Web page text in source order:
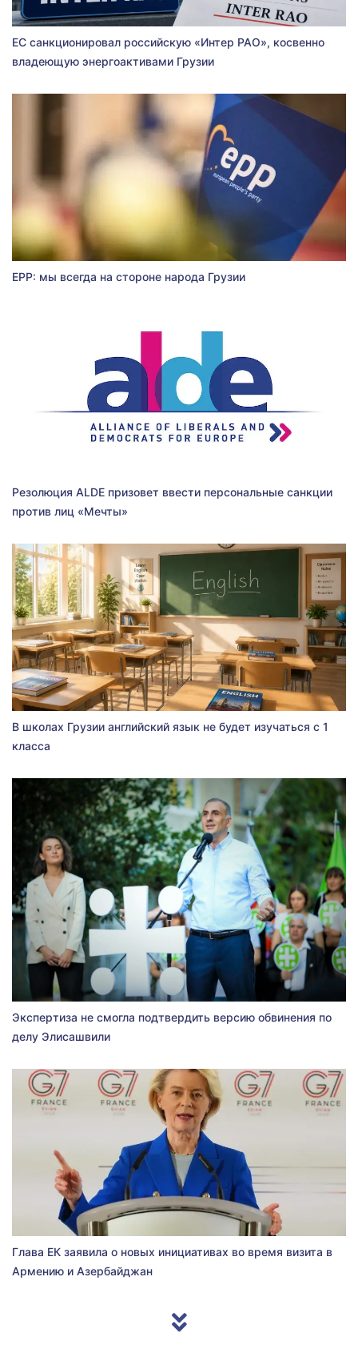
ЕС санкционировал российскую «Интер РАО», косвенно
владеющую энергоактивами Грузии
EPP: мы всегда на стороне народа Грузии
Резолюция ALDE призовет ввести персональные санкции
против лиц «Мечты»
В школах Грузии английский язык не будет изучаться с 1
класса
Экспертиза не смогла подтвердить версию обвинения по
делу Элисашвили
Глава ЕК заявила о новых инициативах во время визита в
Армению и Азербайджан